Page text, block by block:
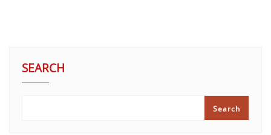
SEARCH
Search